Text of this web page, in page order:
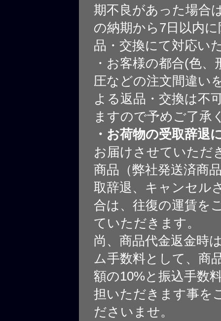
期不良があった場合
の納期から7日以内
品・交換にて対応い
・お客様の都合(色、
圧などの注文間違い
よる返品・交換は不
ますので予めご了承
・お荷物の受取辞退
お届けさせていただ
商品（弊社発送済商
取辞退、キャンセル
合は、往復の運賃を
ていただきます。
尚、商品代金返金時
ム手数料として、商
額の10%と振込手数
担いただきます事を
ださいませ。